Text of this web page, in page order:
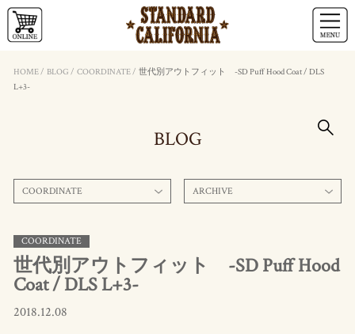
HOME/ BLOG / COORDINATE/ 世代別アウトフィット -SD Puff Hood Coat / DLS
L+3-
BLOG
COORDINATE ARCHIVE
COORDINATE
世代別アウトフィット -SD Puff Hood
Coat / DLS L+3-
2018.12.08